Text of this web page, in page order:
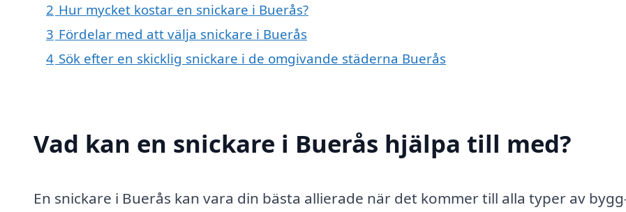
2 Hur mycket kostar en snickare i Buerås?
3 Fördelar med att välja snickare i Buerås
4 Sök efter en skicklig snickare i de omgivande städerna Buerås
Vad kan en snickare i Buerås hjälpa till med?
En snickare i Buerås kan vara din bästa allierade när det kommer till alla typer av